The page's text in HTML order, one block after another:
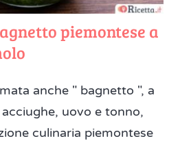
piemontese a
anche " bagnetto ", a
uovo e tonno,
culinaria piemontese